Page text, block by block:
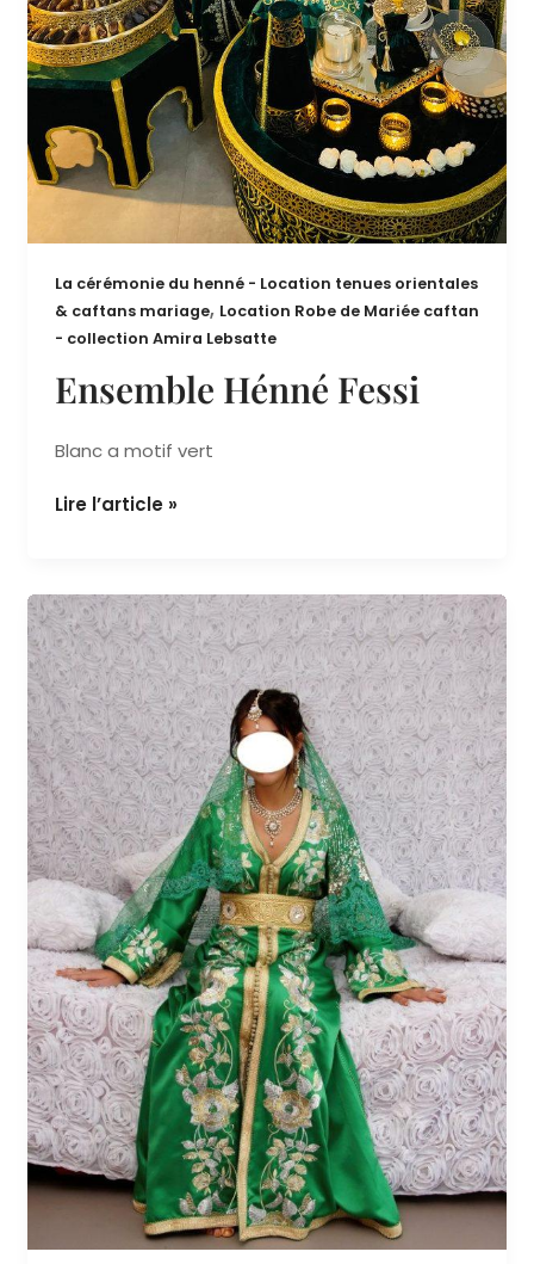
La cérémonie du henné - Location tenues orientales
- collection Amira Lebsatte
Ensemble Hénné Fessi
Blanc a motif vert
Ensemble
hénné
blanc